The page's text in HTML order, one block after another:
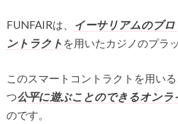
FUNFAIRは、 イーサリアムのブ
ントラクト を用いたカジノのプラ
このスマートコントラクトを用いる
つ公平に遊ぶことのできるオンラ
のです。